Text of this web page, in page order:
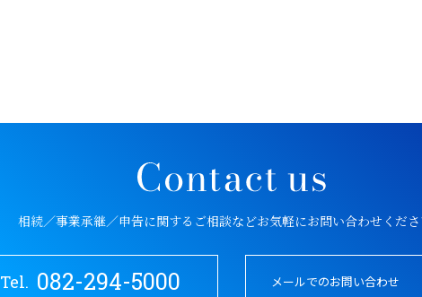
相続／事業承継／申告に関するご相談などお気軽にお問い合わせくださ
Tel. 082-294-5000 メールでのお問い合わせ